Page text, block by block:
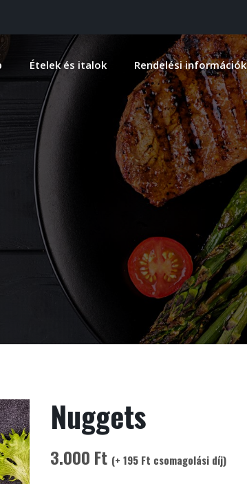
Ételek és italok Rendelési információk
Nuggets
3.000 Ft (+ 195 Ft csomagolási díj)